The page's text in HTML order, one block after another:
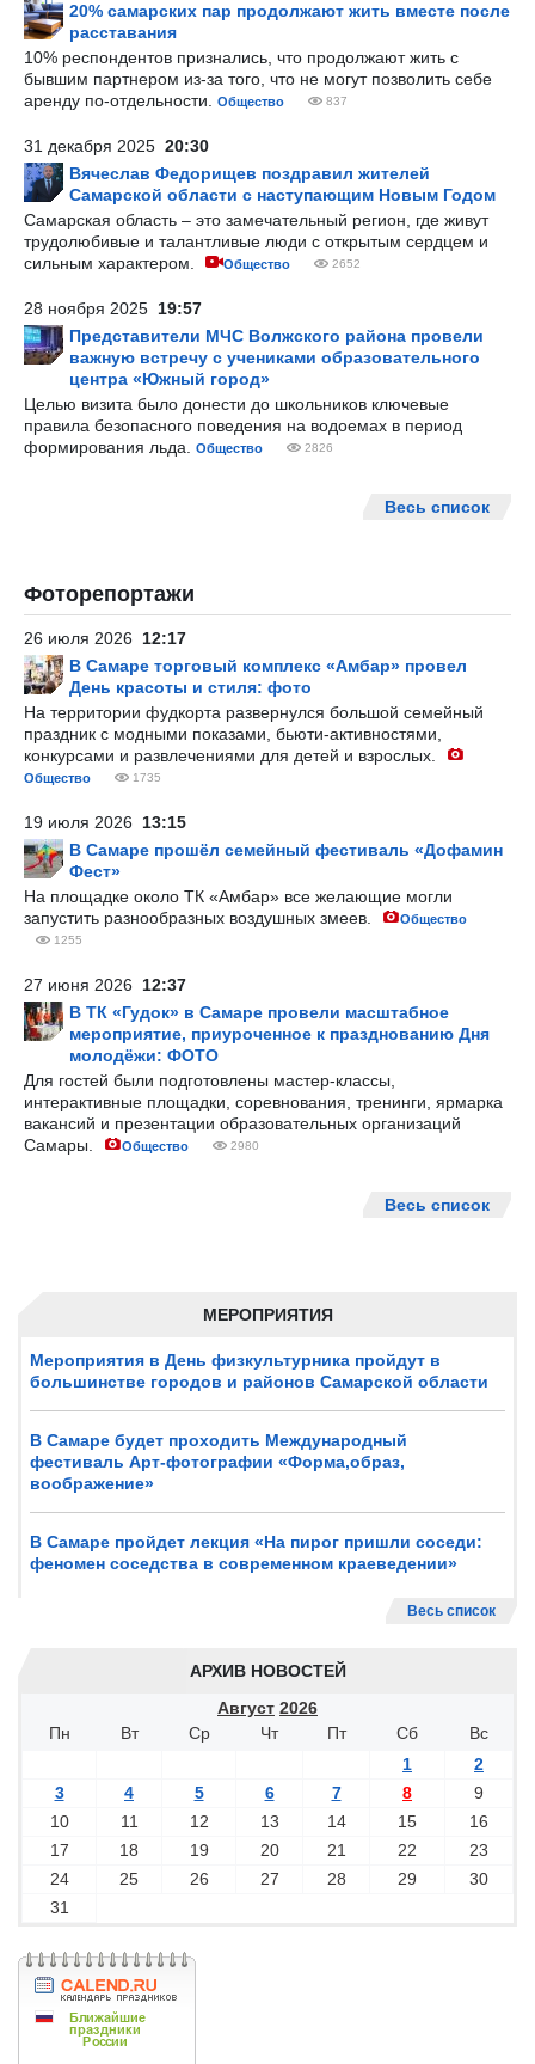
МЕРОПРИЯТИЯ
Мероприятия в День физкультурника пройдут в
большинстве городов и районов Самарской области
В Самаре будет проходить Международный
фестиваль Арт-фотографии «Форма,образ,
воображение»
В Самаре пройдет лекция «На пирог пришли соседи:
феномен соседства в современном краеведении»
Весь список
АРХИВ НОВОСТЕЙ
Август 2026
Пн
Вт Ср Чт Пт Сб
Вс
1
2
3
4 5 6 7 8
9
10
11 12 13 14 15
16
17
18 19 20 21 22
23
24
25 26 27 28 29
30
31
20% самарских пар продолжают жить вместе после
расставания
10% респондентов признались, что продолжают жить с
бывшим партнером из-за того, что не могут позволить себе
аренду по-отдельности.
Общество 837
31 декабря 2025 20:30
Вячеслав Федорищев поздравил жителей
Самарской области с наступающим Новым Годом
Самарская область – это замечательный регион, где живут
трудолюбивые и талантливые люди с открытым сердцем и
сильным характером.
Общество 2652
28 ноября 2025 19:57
Представители МЧС Волжского района провели
важную встречу с учениками образовательного
центра «Южный город»
Целью визита было донести до школьников ключевые
правила безопасного поведения на водоемах в период
формирования льда.
Общество 2826
Весь список
Фоторепортажи
26 июля 2026 12:17
В Самаре торговый комплекс «Амбар» провел
День красоты и стиля: фото
На территории фудкорта развернулся большой семейный
праздник с модными показами, бьюти-активностями,
конкурсами и развлечениями для детей и взрослых.
Общество 1735
19 июля 2026 13:15
В Самаре прошёл семейный фестиваль «Дофамин
Фест»
На площадке около ТК «Амбар» все желающие могли
запустить разнообразных воздушных змеев.
Общество
1255
27 июня 2026 12:37
В ТК «Гудок» в Самаре провели масштабное
мероприятие, приуроченное к празднованию Дня
молодёжи: ФОТО
Для гостей были подготовлены мастер-классы,
интерактивные площадки, соревнования, тренинги, ярмарка
вакансий и презентации образовательных организаций
Самары.
Общество 2980
Весь список